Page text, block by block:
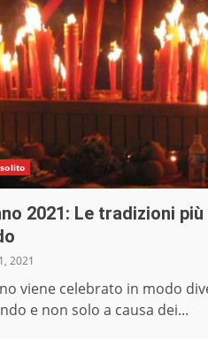
2021: Le tradizioni
2021
viene celebrato in modo
e non solo a causa dei...